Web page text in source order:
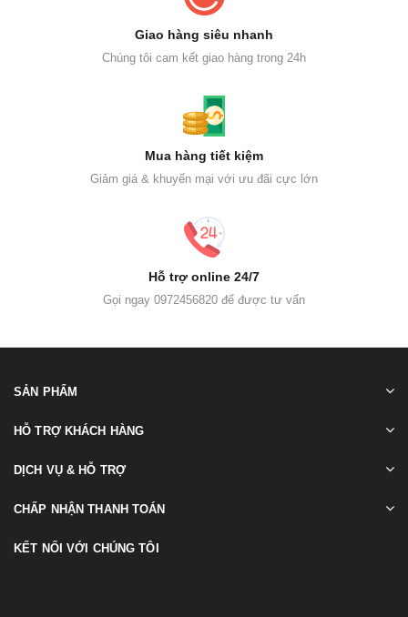
Giao hàng siêu nhanh
Chúng tôi cam kết giao hàng trong 24h
Mua hàng tiết kiệm
Giảm giá & khuyến mại với ưu đãi cực lớn
Hỗ trợ online 24/7
Gọi ngay 0972456820 để được tư vấn
SẢN PHẨM
HỖ TRỢ KHÁCH HÀNG
DỊCH VỤ & HỖ TRỢ
CHẤP NHẬN THANH TOÁN
KẾT NỐI VỚI CHÚNG TÔI